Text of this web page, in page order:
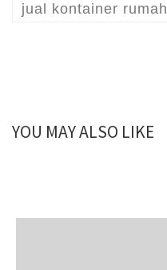
jual kontainer rumah
YOU MAY ALSO LIKE